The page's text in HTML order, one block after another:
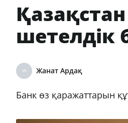
шетелдік
Жанат Ардақ
Банк өз қаражаттарын